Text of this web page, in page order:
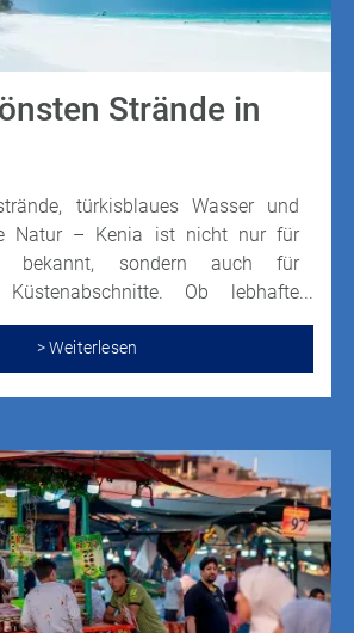
Strände in
türkisblaues Wasser und
Natur – Kenia ist nicht nur für
bekannt, sondern auch für
Küstenabschnitte. Ob lebhafte
oder
für absolute Ruhe: Hier gibt es
Ort, um die Füße in den
> Weiterlesen